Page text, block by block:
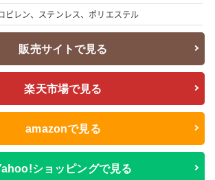
ピレン、ステンレス、ポリエステル
販売サイトで見る
楽天市場で見る
amazonで見る
ショッピングで見る